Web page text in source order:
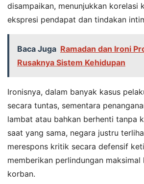
disampaikan, menunjukkan korelasi
ekspresi pendapat dan tindakan
Baca Juga Ramadan dan Ironi
Rusaknya Sistem Kehidupan
Ironisnya, dalam banyak kasus
secara tuntas, sementara
lambat atau bahkan berhenti tanpa
saat yang sama, negara justru
merespons kritik secara defensif
memberikan perlindungan maksimal
korban.